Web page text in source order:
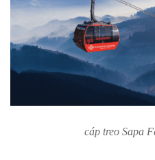
cáp treo Sapa